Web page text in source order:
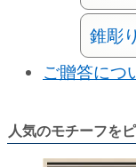
錐彫
ご贈答につ
人気のモチーフを